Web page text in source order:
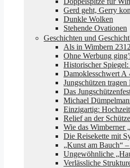
Gerd geht, Gerry
Dunkle Wolken
Stehende Ovationen
Geschichten und
Als in Wimbern
Ohne Werbung
Historischer
Damoklesschwert A
Jungschützen
Das
Michael
Einzigartig:
Relief an der
Wie das Wimberner
Die Reisekette mit
„Kunst am Bauch“
Ungewöhnliche
Verlässliche